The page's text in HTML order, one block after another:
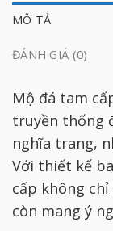
MÔ TẢ
ĐÁNH GIÁ (0)
Mộ đá tam
truyền thống
nghĩa trang,
Với thiết kế
cấp không
còn mang ý